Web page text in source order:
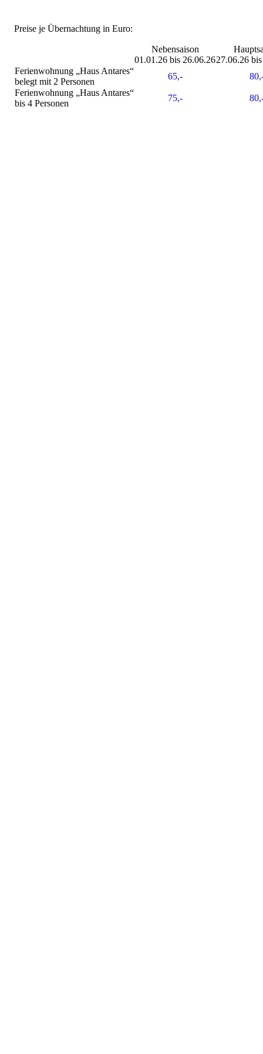
Preise je Übernachtung in Euro:
Nebensaison
01.01.26 bis 26.06.2627.06.26
Ferienwohnung „Haus Antares“
belegt mit 2 Personen
65,-
Ferienwohnung „Haus Antares“
bis 4 Personen
75,-